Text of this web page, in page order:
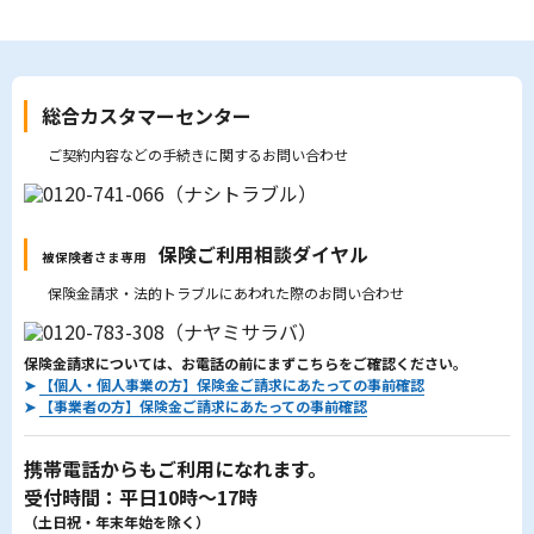
総合カスタマーセンター
ご契約内容などの手続きに関するお問い合わせ
被保険者さま専用 保険ご利用相談ダイヤル
保険金請求・法的トラブルにあわれた際のお問い合わせ
保険金請求については、お電話の前にまずこちらをご確認ください。
➤
【個人・個人事業の方】保険金ご請求にあたっての事前確認
➤
【事業者の方】保険金ご請求にあたっての事前確認
携帯電話からもご利用になれます。
受付時間：平日10時～17時
（土日祝・年末年始を除く）